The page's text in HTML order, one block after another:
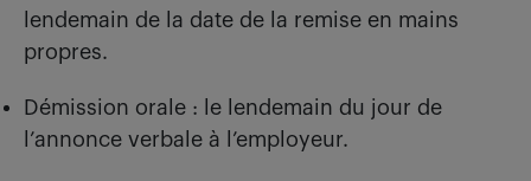
lendemain de la date de la remise en mains
propres.
Démission orale : le lendemain du jour de
l’annonce verbale à l’employeur.